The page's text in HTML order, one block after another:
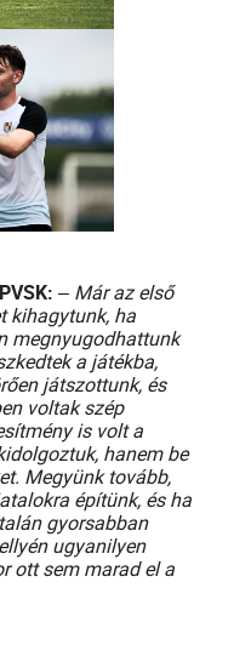
– Már az első
kihagytunk, ha
megnyugodhattunk
a játékba,
játszottunk, és
voltak szép
is volt a
hanem be
Megyünk tovább,
építünk, és ha
gyorsabban
ugyanilyen
ott sem marad el a